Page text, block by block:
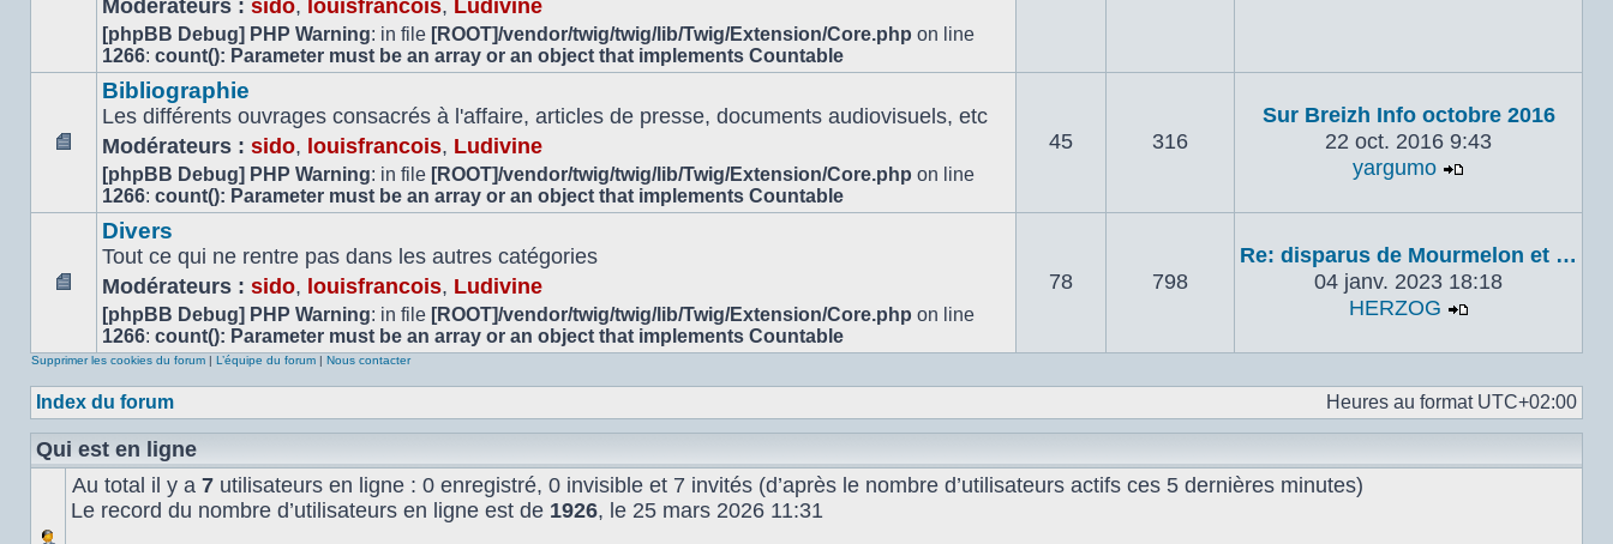
message
non
lu
Modérateurs : sido, louisfrancois, Ludivine
[phpBB Debug] PHP Warning: in file [ROOT]/vendor/twig/twig/lib/Twig/Extension/Core.php on line
1266: count(): Parameter must be an array or an object that implements Countable
Aucun
message
non
Bibliographie
Les différents ouvrages consacrés à l'affaire, articles de presse, documents audiovisuels, etc
Modérateurs : sido, louisfrancois, Ludivine
[phpBB Debug] PHP Warning: in file [ROOT]/vendor/twig/twig/lib/Twig/Extension/Core.php on line
1266: count(): Parameter must be an array or an object that implements Countable
45 316
Sur Breizh Info octobre 2016
22 oct. 2016 9:43
yargumo
Aucun
message
non
Divers
Tout ce qui ne rentre pas dans les autres catégories
Modérateurs : sido, louisfrancois, Ludivine
[phpBB Debug] PHP Warning: in file [ROOT]/vendor/twig/twig/lib/Twig/Extension/Core.php on line
1266: count(): Parameter must be an array or an object that implements Countable
78 798
Re: disparus de Mourmelon et …
04 janv. 2023 18:18
HERZOG
Supprimer les cookies du forum | L’équipe du forum | Nous contacter
Index du forum Heures au format UTC+02:00
Qui est en ligne
Au total il y a 7 utilisateurs en ligne : 0 enregistré, 0 invisible et 7 invités (d’après le nombre d’utilisateurs actifs ces 5 dernières minutes)
Le record du nombre d’utilisateurs en ligne est de 1926, le 25 mars 2026 11:31